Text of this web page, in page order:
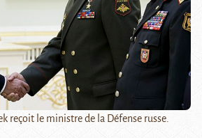
reçoit le ministre de la Défense russe.